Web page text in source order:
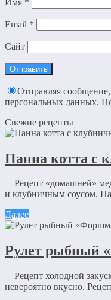
Email *
Сайт
Отправляя
персональных данных.
Свежие рецепты
Панна котта с
Рецепт «домашней»
и клубничным соусом.
Далее
Рулет рыбный
Рецепт холодной
невероятно вкусно.